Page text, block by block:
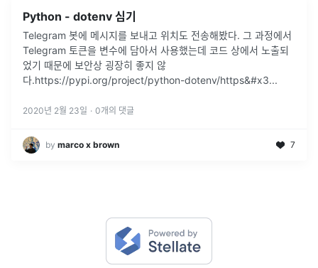
Python - dotenv 심기
Telegram 봇에 메시지를 보내고 위치도 전송해봤다. 그 과정에서
Telegram 토큰을 변수에 담아서 사용했는데 코드 상에서 노출되
었기 때문에 보안상 굉장히 좋지 않
다.https://pypi.org/project/python-dotenv/https&#x3...
2020년 2월 23일 · 0개의 댓글
by marco x brown 7